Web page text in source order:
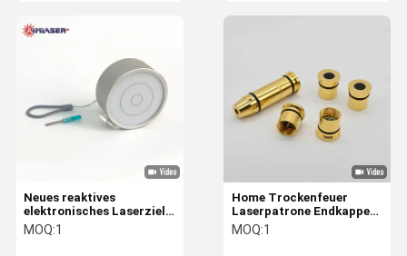
Neues reaktives
elektronisches Laserziel
mit 3 Spielmodellen mit
Licht- und Tonfeedback
MOQ:1
Home Trockenfeuer
Laserpatrone Endkappe
Laserkugel Snap Cap
Ersatzschalter
MOQ:1